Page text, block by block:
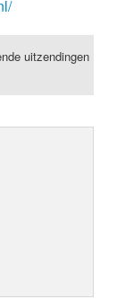
uitzendingen